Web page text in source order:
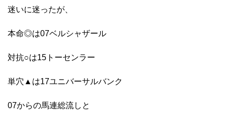
迷いに迷ったが、
本命◎は07ベルシャザール
対抗○は15トーセンラー
単穴▲は17ユニバーサルバンク
07からの馬連総流しと